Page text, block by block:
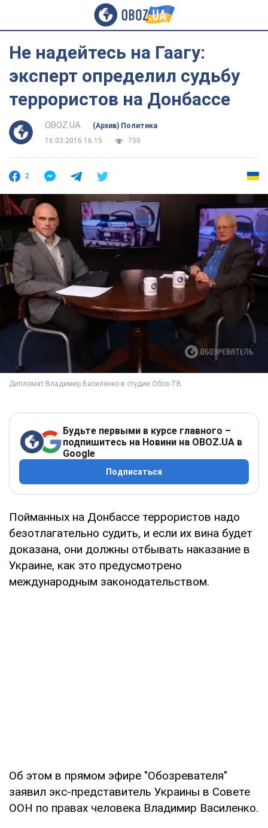
Не надейтесь на Гаагу:
эксперт определил судьбу
террористов на Донбассе
OBOZ.UA
(Архив) Политика
16.03.2016 16:15
750
2
Будьте первыми в курсе главного –
подпишитесь на Новини на OBOZ.UA в
Google
Подписаться
Пойманных на Донбассе террористов надо
безотлагательно судить, и если их вина будет
доказана, они должны отбывать наказание в
Украине, как это предусмотрено
международным законодательством.
Об этом в прямом эфире "Обозревателя"
заявил экс-представитель Украины в Совете
ООН по правах человека Владимир Василенко.